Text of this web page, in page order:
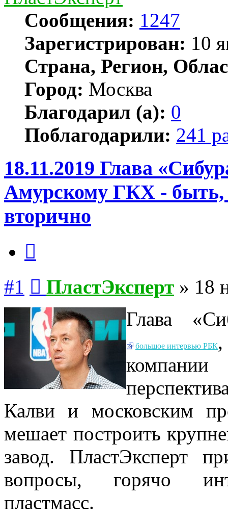
Сообщения: 1247
Зарегистрирован: 10
Страна, Регион,
Город: Москва
Благодарил (а): 0
Поблагодарили: 241
18.11.2019 Глава
Амурскому ГКХ - быть,
вторично
#1 ПластЭксперт » 18
Глава
большое интервью РБК
Калви и московским
мешает построить
завод. ПластЭксперт
вопросы, горячо
пластмасс.